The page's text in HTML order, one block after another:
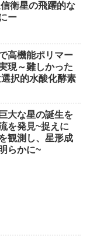
衛星の飛躍的な
ー
高機能ポリマー
現～難しかった
択的水酸化酵素
大な星の誕生を
を発見~捉えに
観測し、星形成
らかに~